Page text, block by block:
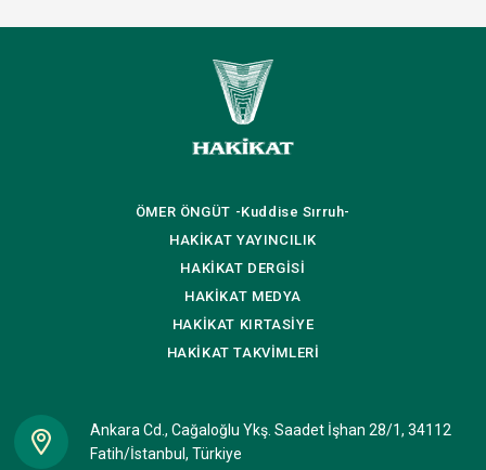
ÖMER ÖNGÜT -Kuddise Sırruh-
HAKİKAT YAYINCILIK
HAKİKAT DERGİSİ
HAKİKAT MEDYA
HAKİKAT KIRTASİYE
HAKİKATTAKVİMLERİ
Ankara Cd., Cağaloğlu Ykş. Saadet İşhan 28/1, 34112
Fatih/İstanbul, Türkiye